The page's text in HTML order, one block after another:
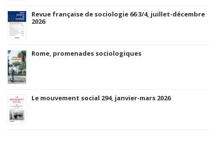
Revue française de sociologie 66 3/4, juillet-décembre
2026
Rome, promenades sociologiques
Le mouvement social 294, janvier-mars 2026